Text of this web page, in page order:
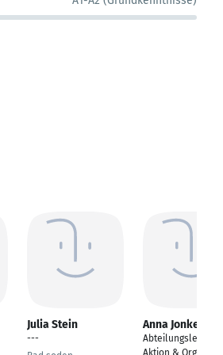
Julia Stein
---
Anna Jonker
Abteilungsleiterin
Aktion & Orga